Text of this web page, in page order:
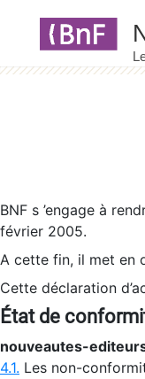
BNF s ’engage à
février 2005.
A cette fin, il met en
Cette déclaration
État de
nouveautes-
4.1. Les non-